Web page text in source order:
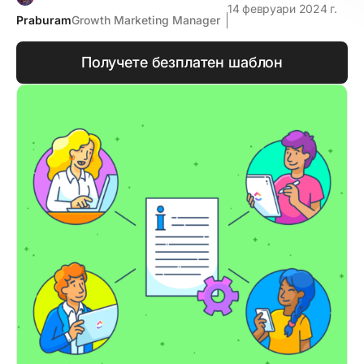
PraburamGrowth Marketing Manager
14 февруари 2024 г.
Получете безплатен шаблон